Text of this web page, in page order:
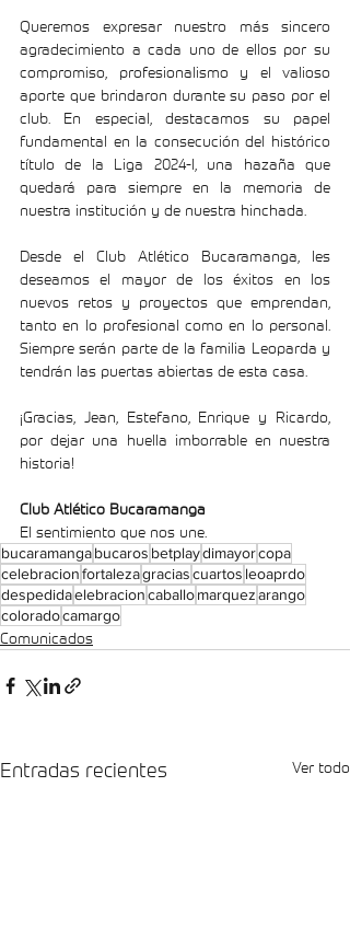
Queremos expresar nuestro más sincero
agradecimiento a cada uno de ellos por su
compromiso, profesionalismo y el valioso
aporte que brindaron durante su paso por el
club. En especial, destacamos su papel
fundamental en la consecución del histórico
título de la Liga 2024-I, una hazaña que
quedará para siempre en la memoria de
nuestra institución y de nuestra hinchada.
Desde el Club Atlético Bucaramanga, les
deseamos el mayor de los éxitos en los
nuevos retos y proyectos que emprendan,
tanto en lo profesional como en lo personal.
Siempre serán parte de la familia Leoparda y
tendrán las puertas abiertas de esta casa.
¡Gracias, Jean, Estefano, Enrique y Ricardo,
por dejar una huella imborrable en nuestra
historia!
Club Atlético Bucaramanga
El sentimiento que nos une.
bucaramangabucaros betplaydimayorcopa
celebracionfortalezagraciascuartos leoaprdo
despedidaelebracioncaballomarquezarango
coloradocamargo
Comunicados
Entradas recientes Ver todo